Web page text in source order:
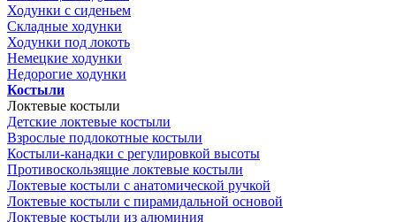
Ходунки с сиденьем
Складные ходунки
Ходунки под локоть
Немецкие ходунки
Недорогие ходунки
Костыли
Локтевые костыли
Детские локтевые костыли
Взрослые подлокотные костыли
Костыли-канадки с регулировкой высоты
Противоскользящие локтевые костыли
Локтевые костыли с анатомической ручкой
Локтевые костыли с пирамидальной основой
Локтевые костыли из алюминия